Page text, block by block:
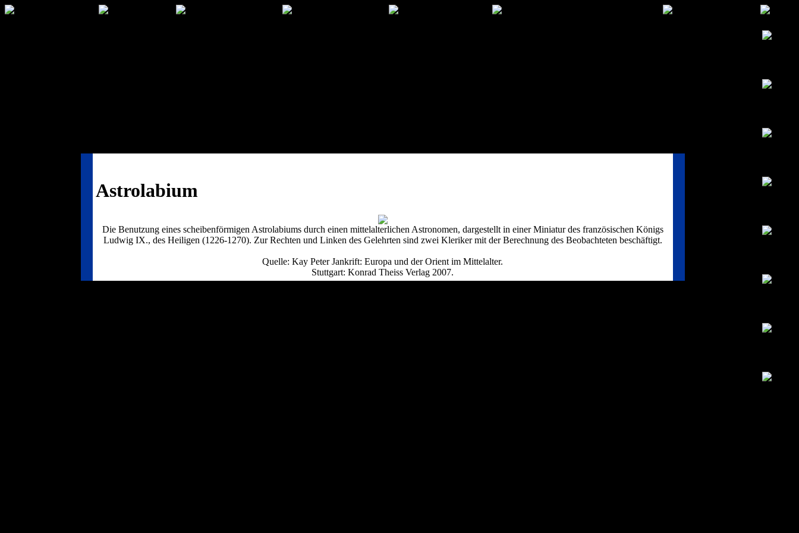
Astrolabium
Die Benutzung eines scheibenförmigen Astrolabiums durch einen mittelalterlichen Astronomen, dargestellt in einer Miniatur des französischen Königs
Ludwig IX., des Heiligen (1226-1270). Zur Rechten und Linken des Gelehrten sind zwei Kleriker mit der Berechnung des Beobachteten beschäftigt.
Quelle: Kay Peter Jankrift: Europa und der Orient im Mittelalter.
Stuttgart: Konrad Theiss Verlag 2007.